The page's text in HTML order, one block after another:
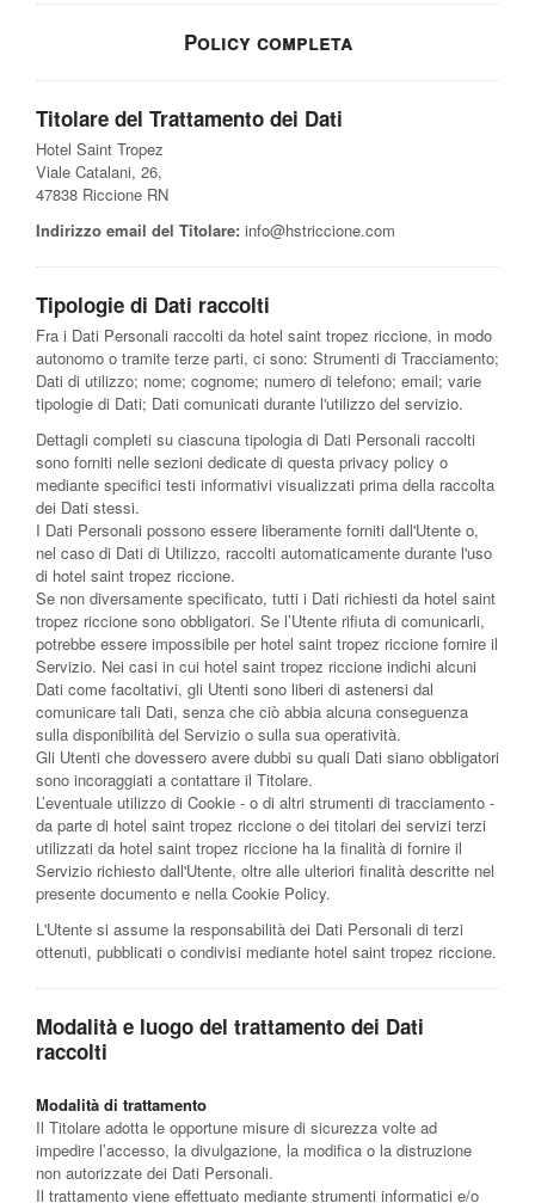
Policy completa
Titolare del Trattamento dei Dati
Hotel Saint Tropez
Viale Catalani, 26,
47838 Riccione RN
Indirizzo email del Titolare: info@hstriccione.com
Tipologie di Dati raccolti
Fra i Dati Personali raccolti da hotel saint tropez riccione, in modo
autonomo o tramite terze parti, ci sono: Strumenti di Tracciamento;
Dati di utilizzo; nome; cognome; numero di telefono; email; varie
tipologie di Dati; Dati comunicati durante l'utilizzo del servizio.
Dettagli completi su ciascuna tipologia di Dati Personali raccolti
sono forniti nelle sezioni dedicate di questa privacy policy o
mediante specifici testi informativi visualizzati prima della raccolta
dei Dati stessi.
I Dati Personali possono essere liberamente forniti dall'Utente o,
nel caso di Dati di Utilizzo, raccolti automaticamente durante l'uso
di hotel saint tropez riccione.
Se non diversamente specificato, tutti i Dati richiesti da hotel saint
tropez riccione sono obbligatori. Se l’Utente rifiuta di comunicarli,
potrebbe essere impossibile per hotel saint tropez riccione fornire il
Servizio. Nei casi in cui hotel saint tropez riccione indichi alcuni
Dati come facoltativi, gli Utenti sono liberi di astenersi dal
comunicare tali Dati, senza che ciò abbia alcuna conseguenza
sulla disponibilità del Servizio o sulla sua operatività.
Gli Utenti che dovessero avere dubbi su quali Dati siano obbligatori
sono incoraggiati a contattare il Titolare.
L’eventuale utilizzo di Cookie - o di altri strumenti di tracciamento -
da parte di hotel saint tropez riccione o dei titolari dei servizi terzi
utilizzati da hotel saint tropez riccione ha la finalità di fornire il
Servizio richiesto dall'Utente, oltre alle ulteriori finalità descritte nel
presente documento e nella Cookie Policy.
L'Utente si assume la responsabilità dei Dati Personali di terzi
ottenuti, pubblicati o condivisi mediante hotel saint tropez riccione.
Modalità e luogo del trattamento dei Dati
raccolti
Modalità di trattamento
Il Titolare adotta le opportune misure di sicurezza volte ad
impedire l’accesso, la divulgazione, la modifica o la distruzione
non autorizzate dei Dati Personali.
Il trattamento viene effettuato mediante strumenti informatici e/o